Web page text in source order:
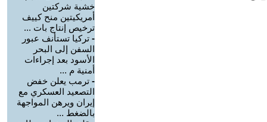
خشية شركتين
أمريكيتين منح كييف
ترخيص إنتاج بات ...
- تركيا تستأنف عبور
السفن إلى البحر
الأسود بعد إجراءات
أمنية م ...
- ترمب يعلن خفض
التصعيد العسكري مع
إيران ويرهن المواجهة
بالضغط ...